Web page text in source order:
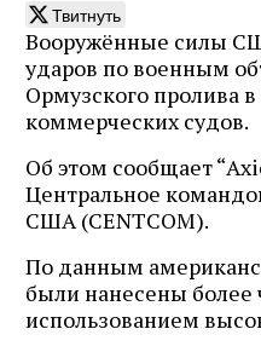
Твитнуть
Вооружённые силы
ударов по военным
Ормузского пролива
коммерческих судов.
Об этом сообщает
Центральное
США (CENTCOM).
По данным
были нанесены более
использованием